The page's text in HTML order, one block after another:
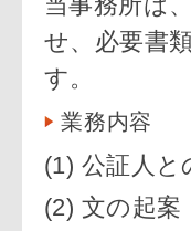
せ、必要書
す。
業務内容
(1) 公証人
(2) 文の起案